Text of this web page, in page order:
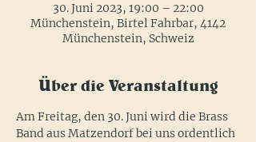
30. Juni 2023, 19:00 – 22:00
Münchenstein, Birtel Fahrbar, 4142
Münchenstein, Schweiz
Über die Veranstaltung
Am Freitag, den 30. Juni wird die Brass
Band aus Matzendorf bei uns ordentlich